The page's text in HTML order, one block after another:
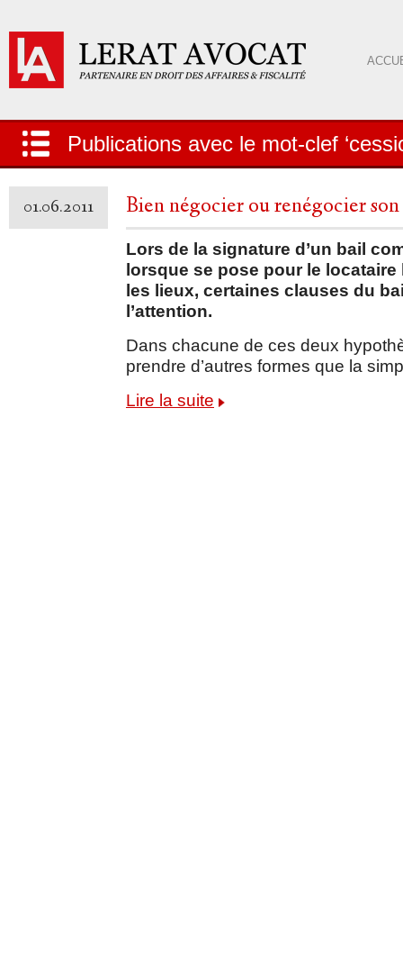
Publications avec le mot-clef
01.06.2011 Bien négocier ou renégocier
Lors de la signature d’un bail
lorsque se pose pour le
les lieux, certaines clauses du
l’attention.
Dans chacune de ces deux
prendre d’autres formes que la
Lire la suite